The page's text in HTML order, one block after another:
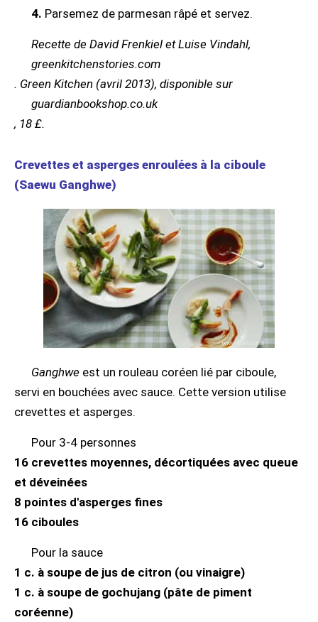
4. Parsemez de parmesan râpé et servez.
Recette de David Frenkiel et Luise Vindahl,
greenkitchenstories.com
. Green Kitchen (avril 2013), disponible sur
guardianbookshop.co.uk
, 18 £.
Crevettes et asperges enroulées à la ciboule
(Saewu Ganghwe)
Ganghwe est un rouleau coréen lié par ciboule,
servi en bouchées avec sauce. Cette version utilise
crevettes et asperges.
Pour 3-4 personnes
16 crevettes moyennes, décortiquées avec queue
et déveinées
8 pointes d'asperges fines
16 ciboules
Pour la sauce
1 c. à soupe de jus de citron (ou vinaigre)
1 c. à soupe de gochujang (pâte de piment
coréenne)